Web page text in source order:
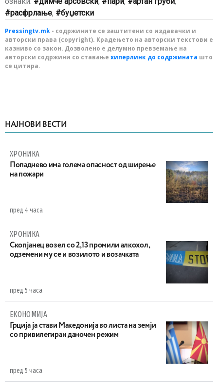
расфрлање, буџетски
Pressingtv.mk - содржините се заштитени со издавачки и
авторски права (copyright). Крадењето на авторски текстови е
казниво со закон. Дозволено е делумно превземање на
авторски содржини со ставање хиперлинк до содржината што
се цитира.
НАЈНОВИ ВЕСТИ
ХРОНИКА
Попаднево има голема опасност од ширење
на пожари
пред 4 часа
ХРОНИКА
Скопјанец возел со 2,13 промили алкохол,
одземени му се и возилото и возачката
пред 5 часа
ЕКОНОМИЈА
Грција ја стави Македонија во листа на земји
со привилегиран даночен режим
пред 5 часа